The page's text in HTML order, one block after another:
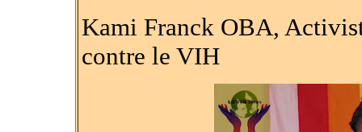
Kami Franck OBA,
contre le VIH